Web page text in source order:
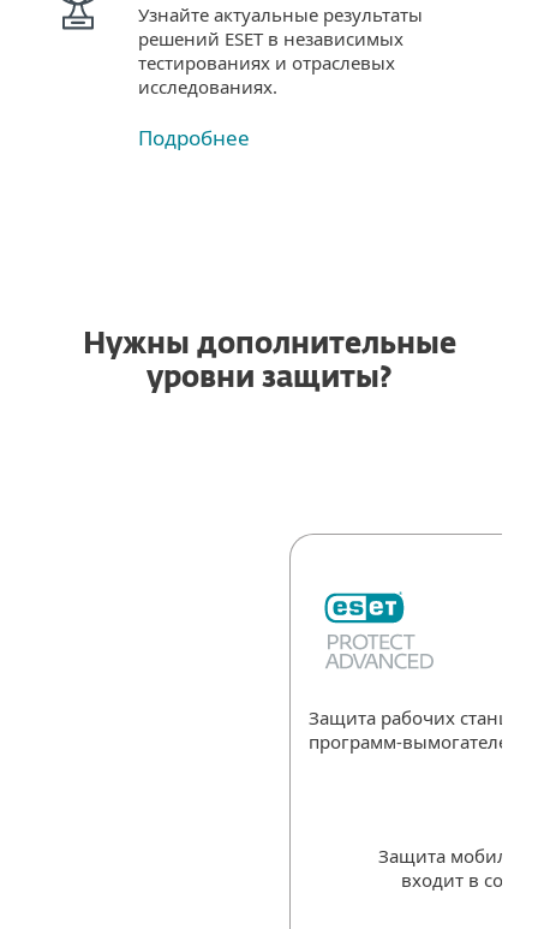
Узнайте актуальные результаты
решений ESET в независимых
тестированиях и отраслевых
исследованиях.
Подробнее
Нужны дополнительные
уровни защиты?
Защита рабочих
программ-вымогателей
Защита
входит в